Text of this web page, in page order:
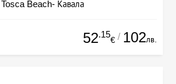
Tosca Beach- Кавала
52.15
€ / 102лв.